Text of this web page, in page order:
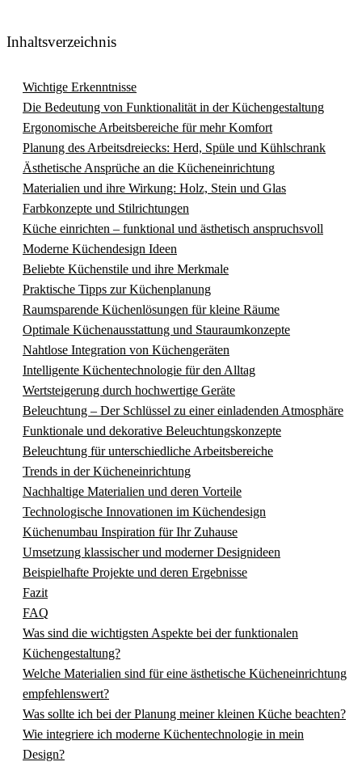
Inhaltsverzeichnis
Wichtige Erkenntnisse
Die Bedeutung von Funktionalität in der Küchengestaltung
Ergonomische Arbeitsbereiche für mehr Komfort
Planung des Arbeitsdreiecks: Herd, Spüle und Kühlschrank
Ästhetische Ansprüche an die Kücheneinrichtung
Materialien und ihre Wirkung: Holz, Stein und Glas
Farbkonzepte und Stilrichtungen
Küche einrichten – funktional und ästhetisch anspruchsvoll
Moderne Küchendesign Ideen
Beliebte Küchenstile und ihre Merkmale
Praktische Tipps zur Küchenplanung
Raumsparende Küchenlösungen für kleine Räume
Optimale Küchenausstattung und Stauraumkonzepte
Nahtlose Integration von Küchengeräten
Intelligente Küchentechnologie für den Alltag
Wertsteigerung durch hochwertige Geräte
Beleuchtung – Der Schlüssel zu einer einladenden Atmosphäre
Funktionale und dekorative Beleuchtungskonzepte
Beleuchtung für unterschiedliche Arbeitsbereiche
Trends in der Kücheneinrichtung
Nachhaltige Materialien und deren Vorteile
Technologische Innovationen im Küchendesign
Küchenumbau Inspiration für Ihr Zuhause
Umsetzung klassischer und moderner Designideen
Beispielhafte Projekte und deren Ergebnisse
Fazit
FAQ
Was sind die wichtigsten Aspekte bei der funktionalen
Küchengestaltung?
Welche Materialien sind für eine ästhetische Kücheneinrichtung
empfehlenswert?
Was sollte ich bei der Planung meiner kleinen Küche beachten?
Wie integriere ich moderne Küchentechnologie in mein
Design?